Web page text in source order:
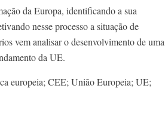
da Europa, identificando a sua
nesse processo a situação de
vem analisar o desenvolvimento de uma
da UE.
europeia; CEE; União Europeia; UE;